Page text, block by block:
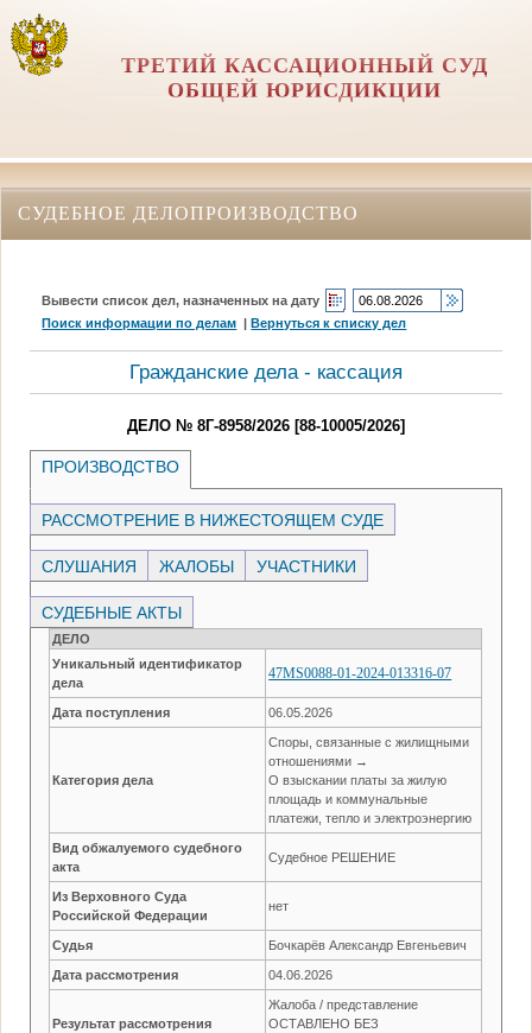
ТРЕТИЙ КАССАЦИОННЫЙ СУД
ОБЩЕЙ ЮРИСДИКЦИИ
СУДЕБНОЕ ДЕЛОПРОИЗВОДСТВО
Вывести список дел, назначенных на дату
Поиск информации по делам |Вернуться к списку дел
Гражданские дела - кассация
ДЕЛО № 8Г-8958/2026 [88-10005/2026]
ПРОИЗВОДСТВО
РАССМОТРЕНИЕ В НИЖЕСТОЯЩЕМ СУДЕ
СЛУШАНИЯ ЖАЛОБЫ УЧАСТНИКИ
СУДЕБНЫЕ АКТЫ
ДЕЛО
Уникальный идентификатор
дела
47MS0088-01-2024-013316-07
Дата поступления 06.05.2026
Категория дела
Споры, связанные с жилищными
отношениями →
О взыскании платы за жилую
площадь и коммунальные
платежи, тепло и электроэнергию
Вид обжалуемого судебного
акта
Судебное РЕШЕНИЕ
Из Верховного Суда
Российской Федерации
нет
Судья Бочкарёв Александр Евгеньевич
Дата рассмотрения 04.06.2026
Результат рассмотрения
Жалоба / представление
ОСТАВЛЕНО БЕЗ